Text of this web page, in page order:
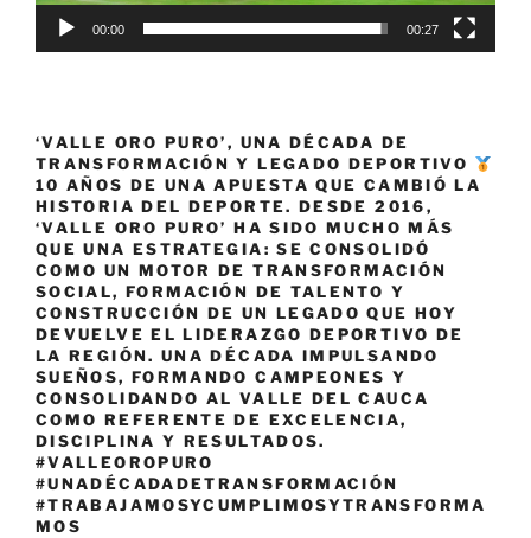
00:00 00:27
‘VALLE ORO PURO’, UNA DÉCADA DE
TRANSFORMACIÓN Y LEGADO DEPORTIVO
10 AÑOS DE UNA APUESTA QUE CAMBIÓ LA
HISTORIA DEL DEPORTE. DESDE 2016,
‘VALLE ORO PURO’ HA SIDO MUCHO MÁS
QUE UNA ESTRATEGIA: SE CONSOLIDÓ
COMO UN MOTOR DE TRANSFORMACIÓN
SOCIAL, FORMACIÓN DE TALENTO Y
CONSTRUCCIÓN DE UN LEGADO QUE HOY
DEVUELVE EL LIDERAZGO DEPORTIVO DE
LA REGIÓN. UNA DÉCADA IMPULSANDO
SUEÑOS, FORMANDO CAMPEONES Y
CONSOLIDANDO AL VALLE DEL CAUCA
COMO REFERENTE DE EXCELENCIA,
DISCIPLINA Y RESULTADOS.
#VALLEOROPURO
#UNADÉCADADETRANSFORMACIÓN
#TRABAJAMOSYCUMPLIMOSYTRANSFORMA
MOS